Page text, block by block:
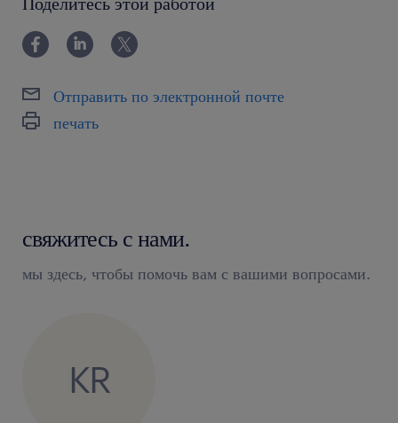
Отправить по электронной почте
печать
свяжитесь с нами.
мы здесь, чтобы помочь вам с вашими вопросами.
KR